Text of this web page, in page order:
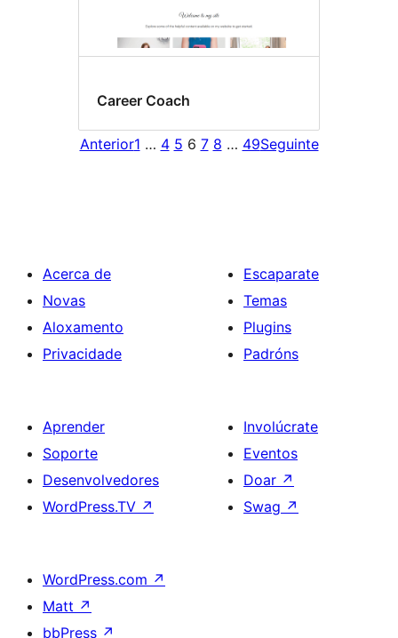
Career Coach
Anterior1 … 4 5 6 7 8 … 49Seguinte
Acerca de
Novas
Aloxamento
Privacidade
Escaparate
Temas
Plugins
Padróns
Aprender
Soporte
Desenvolvedores
WordPress.TV ↗
Involúcrate
Eventos
Doar ↗
Swag ↗
WordPress.com ↗
Matt ↗
bbPress ↗